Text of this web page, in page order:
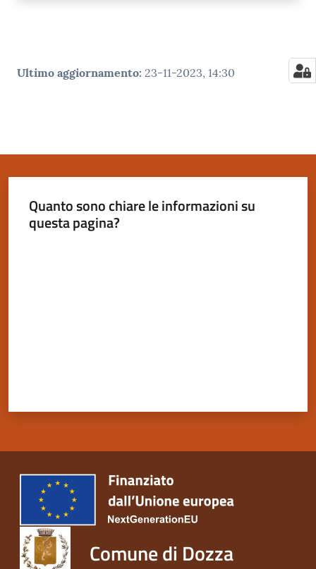
Ultimo aggiornamento: 23-11-2023, 14:30
Quanto sono chiare le informazioni su
questa pagina?
Comune di Dozza